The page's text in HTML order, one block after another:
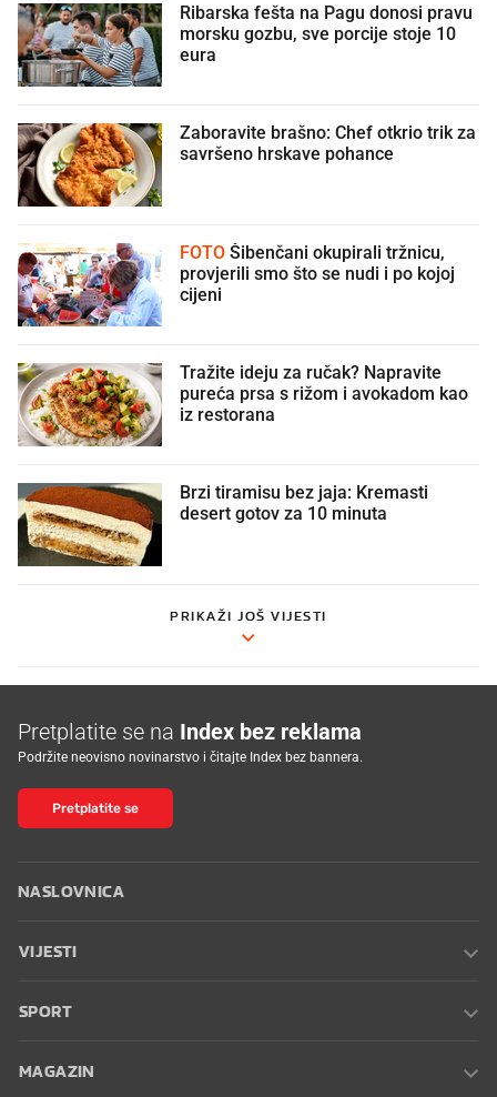
Ribarska fešta na Pagu donosi pravu
morsku gozbu, sve porcije stoje 10
eura
Zaboravite brašno: Chef otkrio trik za
savršeno hrskave pohance
FOTO
provjerili smo što se nudi i po kojoj
cijeni
Tražite ideju za ručak? Napravite
pureća prsa s rižom i avokadom kao
iz restorana
Brzi tiramisu bez jaja: Kremasti
desert gotov za 10 minuta
PRIKAŽI JOŠ VIJESTI
Pretplatite se na Index bez reklama
Podržite neovisno novinarstvo i čitajte Index bez bannera.
Pretplatite se
NASLOVNICA
VIJESTI
SPORT
MAGAZIN